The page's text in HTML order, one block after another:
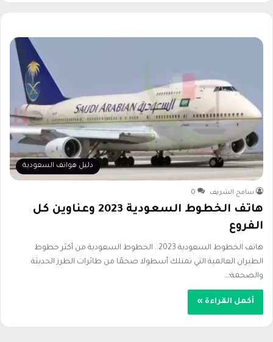
دليل هواتف السعودية
سامح الشريف 0
هاتف الخطوط السعودية 2023 وعناوين كل
الفروع
هاتف الخطوط السعودية 2023.. الخطوط السعودية من أكثر خطوط
الطيران العالمية التي تمتلك أسطولا ضخمًا من طائرات الطرز الحديثة
والضحمة؛…
أكمل القراءة »